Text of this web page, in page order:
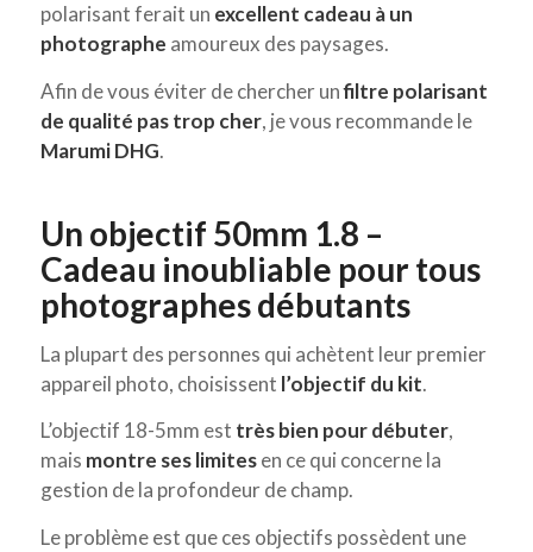
polarisant ferait un excellent cadeau à un
photographe amoureux des paysages.
Afin de vous éviter de chercher unfiltre polarisant
de qualité pas trop cher, je vous recommande le
Marumi DHG.
Un objectif 50mm 1.8 –
Cadeau inoubliable pour tous
photographes débutants
La plupart des personnes qui achètent leur premier
appareil photo, choisissent l’objectif du kit.
L’objectif 18-5mm est très bien pour débuter,
mais montre ses limitesen ce qui concerne la
gestion de la profondeur de champ.
Le problème est que ces objectifs possèdent une